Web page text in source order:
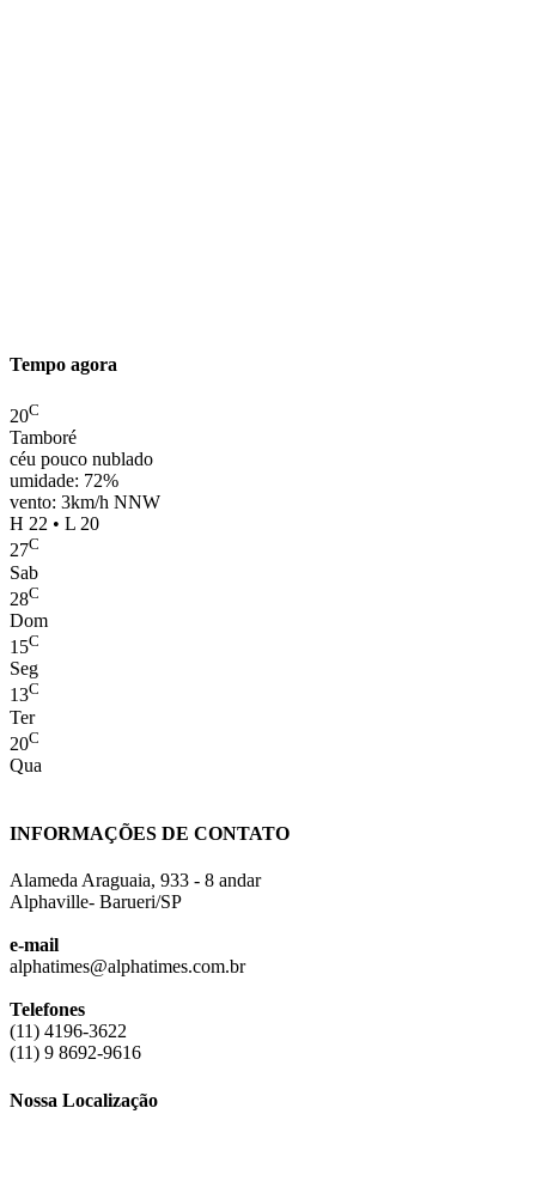
Tempo agora
20C
Tamboré
céu pouco nublado
umidade: 72%
vento: 3km/h NNW
H 22 • L 20
27C
Sab
28C
Dom
15C
Seg
13C
Ter
20C
Qua
INFORMAÇÕES DE CONTATO
Alameda Araguaia, 933 - 8 andar
Alphaville- Barueri/SP
e-mail
alphatimes@alphatimes.com.br
Telefones
(11) 4196-3622
(11) 9 8692-9616
Nossa Localização